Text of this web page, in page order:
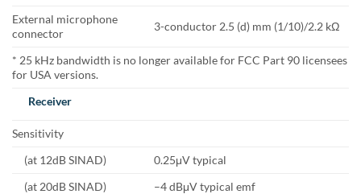
External microphone
connector
3-conductor 2.5 (d) mm (1/10)/2.2 kΩ
* 25 kHz bandwidth is no longer available for FCC Part 90 licensees
for USA versions.
Receiver
Sensitivity
(at 12dB SINAD)
0.25μV typical
(at 20dB SINAD)
–4 dBμV typical emf